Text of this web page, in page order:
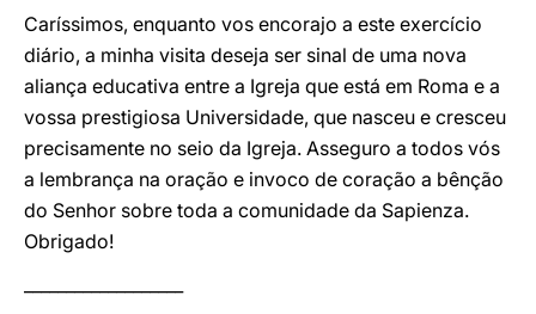
Caríssimos, enquanto vos encorajo a este exercício
diário, a minha visita deseja ser sinal de uma nova
aliança educativa entre a Igreja que está em Roma e a
vossa prestigiosa Universidade, que nasceu e cresceu
precisamente no seio da Igreja. Asseguro a todos vós
a lembrança na oração e invoco de coração a bênção
do Senhor sobre toda a comunidade da Sapienza.
Obrigado!